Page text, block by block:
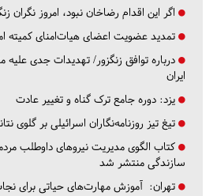
اگر این اقدام رضاخان نبود، امروز نگران
تمدید عضویت اعضای هیات‌امنای کمیته
درباره توافق زنگزور/ تهدیدات جدی
ایران
یزد: دوره جامع ترک گناه و تغییر عادت
تیغ تیز روزنامه‌نگاران اسرائیلی بر گلوی
کتاب الگوی مدیریت نیروهای داوطلب
سازندگی منتشر شد
تهران: آموزش مهارت‌های حیاتی برای